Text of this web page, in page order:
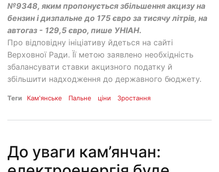
№9348, яким пропонується збільшення акцизу на
бензин і дизпальне до 175 євро за тисячу літрів, на
автогаз - 129,5 євро, пише УНІАН.
Про відповідну ініціативу йдеться на сайті
Верховної Ради. Її метою заявлено необхідність
збалансувати ставки акцизного податку й
збільшити надходження до державного бюджету.
Теги Кам'янське Пальне ціни Зростання
До уваги кам’янчан: